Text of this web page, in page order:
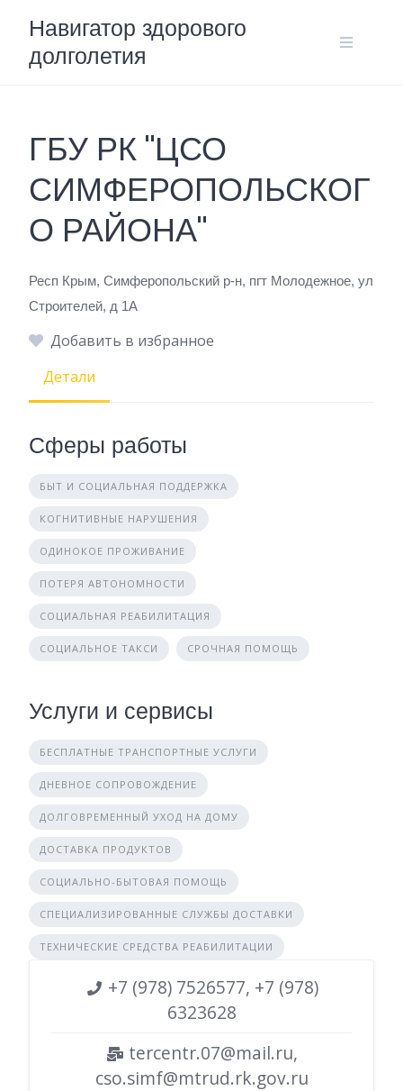
content
Навигатор здорового
долголетия
ГБУ РК "ЦСО
СИМФЕРОПОЛЬСКОГ
О РАЙОНА"
Респ Крым, Симферопольский р-н, пгт Молодежное, ул
Строителей, д 1А
Добавить в избранное
Детали
Сферы работы
БЫТ И СОЦИАЛЬНАЯ ПОДДЕРЖКА
КОГНИТИВНЫЕ НАРУШЕНИЯ
ОДИНОКОЕ ПРОЖИВАНИЕ
ПОТЕРЯ АВТОНОМНОСТИ
СОЦИАЛЬНАЯ РЕАБИЛИТАЦИЯ
СОЦИАЛЬНОЕ ТАКСИ СРОЧНАЯ ПОМОЩЬ
Услуги и сервисы
БЕСПЛАТНЫЕ ТРАНСПОРТНЫЕ УСЛУГИ
ДНЕВНОЕ СОПРОВОЖДЕНИЕ
ДОЛГОВРЕМЕННЫЙ УХОД НА ДОМУ
ДОСТАВКА ПРОДУКТОВ
СОЦИАЛЬНО-БЫТОВАЯ ПОМОЩЬ
СПЕЦИАЛИЗИРОВАННЫЕ СЛУЖБЫ ДОСТАВКИ
ТЕХНИЧЕСКИЕ СРЕДСТВА РЕАБИЛИТАЦИИ
+7 (978) 7526577, +7 (978)
6323628
tercentr.07@mail.ru,
cso.simf@mtrud.rk.gov.ru